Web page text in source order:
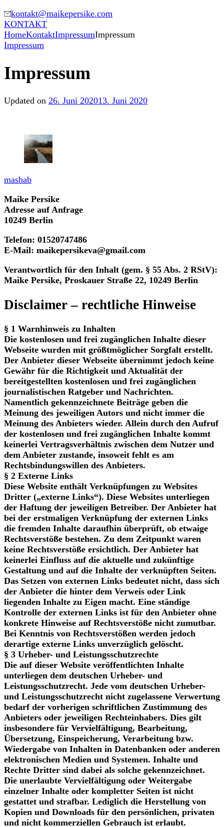
kontakt@maikepersike.com
KONTAKT
HomeKontaktImpressumImpressum
Impressum
Impressum
Updated on 26. Juni 202013. Juni 2020
mashab
Maike Persike
Adresse auf Anfrage
10249 Berlin
Telefon: 01520747486
E-Mail: maikepersikeva@gmail.com
Verantwortlich für den Inhalt (gem. § 55 Abs. 2 RStV):
Maike Persike, Proskauer Straße 22, 10249 Berlin
Disclaimer – rechtliche Hinweise
§ 1 Warnhinweis zu Inhalten
Die kostenlosen und frei zugänglichen Inhalte dieser
Webseite wurden mit größtmöglicher Sorgfalt erstellt.
Der Anbieter dieser Webseite übernimmt jedoch keine
Gewähr für die Richtigkeit und Aktualität der
bereitgestellten kostenlosen und frei zugänglichen
journalistischen Ratgeber und Nachrichten.
Namentlich gekennzeichnete Beiträge geben die
Meinung des jeweiligen Autors und nicht immer die
Meinung des Anbieters wieder. Allein durch den Aufruf
der kostenlosen und frei zugänglichen Inhalte kommt
keinerlei Vertragsverhältnis zwischen dem Nutzer und
dem Anbieter zustande, insoweit fehlt es am
Rechtsbindungswillen des Anbieters.
§ 2 Externe Links
Diese Website enthält Verknüpfungen zu Websites
Dritter („externe Links“). Diese Websites unterliegen
der Haftung der jeweiligen Betreiber. Der Anbieter hat
bei der erstmaligen Verknüpfung der externen Links
die fremden Inhalte daraufhin überprüft, ob etwaige
Rechtsverstöße bestehen. Zu dem Zeitpunkt waren
keine Rechtsverstöße ersichtlich. Der Anbieter hat
keinerlei Einfluss auf die aktuelle und zukünftige
Gestaltung und auf die Inhalte der verknüpften Seiten.
Das Setzen von externen Links bedeutet nicht, dass sich
der Anbieter die hinter dem Verweis oder Link
liegenden Inhalte zu Eigen macht. Eine ständige
Kontrolle der externen Links ist für den Anbieter ohne
konkrete Hinweise auf Rechtsverstöße nicht zumutbar.
Bei Kenntnis von Rechtsverstößen werden jedoch
derartige externe Links unverzüglich gelöscht.
§ 3 Urheber- und Leistungsschutzrechte
Die auf dieser Website veröffentlichten Inhalte
unterliegen dem deutschen Urheber- und
Leistungsschutzrecht. Jede vom deutschen Urheber-
und Leistungsschutzrecht nicht zugelassene Verwertung
bedarf der vorherigen schriftlichen Zustimmung des
Anbieters oder jeweiligen Rechteinhabers. Dies gilt
insbesondere für Vervielfältigung, Bearbeitung,
Übersetzung, Einspeicherung, Verarbeitung bzw.
Wiedergabe von Inhalten in Datenbanken oder anderen
elektronischen Medien und Systemen. Inhalte und
Rechte Dritter sind dabei als solche gekennzeichnet.
Die unerlaubte Vervielfältigung oder Weitergabe
einzelner Inhalte oder kompletter Seiten ist nicht
gestattet und strafbar. Lediglich die Herstellung von
Kopien und Downloads für den persönlichen, privaten
und nicht kommerziellen Gebrauch ist erlaubt.